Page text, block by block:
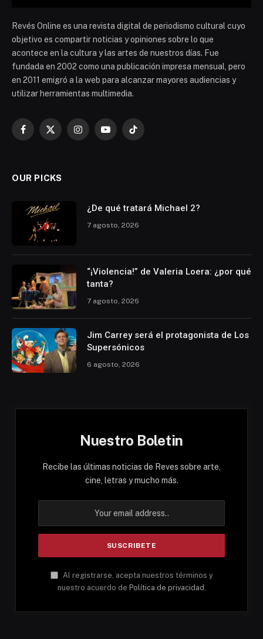
Revés Online es una revista digital de periodismo cultural cuyo
objetivo es compartir noticias y opiniones sobre lo que
acontece en la cultura y las artes de nuestros días. Fue
fundada en 2002 como una publicación impresa mensual, pero
en 2011 emigró a la web para alcanzar mayores audiencias y
utilizar herramientas multimedia.
Facebook
X
InstagramYouTubeTikTok
OUR PICKS
¿De qué tratará Michael 2?
7 agosto, 2026
“¡Violencia!” de Valeria Loera: ¿por qué
tanta?
7 agosto, 2026
Jim Carrey será el protagonista de Los
Supersónicos
6 agosto, 2026
Nuestro Boletin
Recibe las últimas noticias de Reves sobre arte,
cine, letras y mucho más.
Al registrarse, acepta nuestros términos y
nuestro acuerdo de Política de privacidad